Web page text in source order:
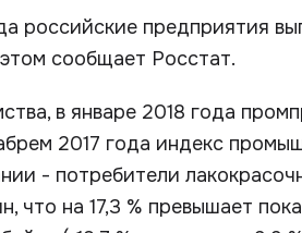
российские предприятия
сообщает Росстат.
в январе 2018 года
2017 года индекс
- потребители
что на 17,3 % превышает